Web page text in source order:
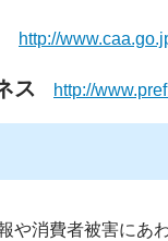
http://
ス http://
消費者被害にあ